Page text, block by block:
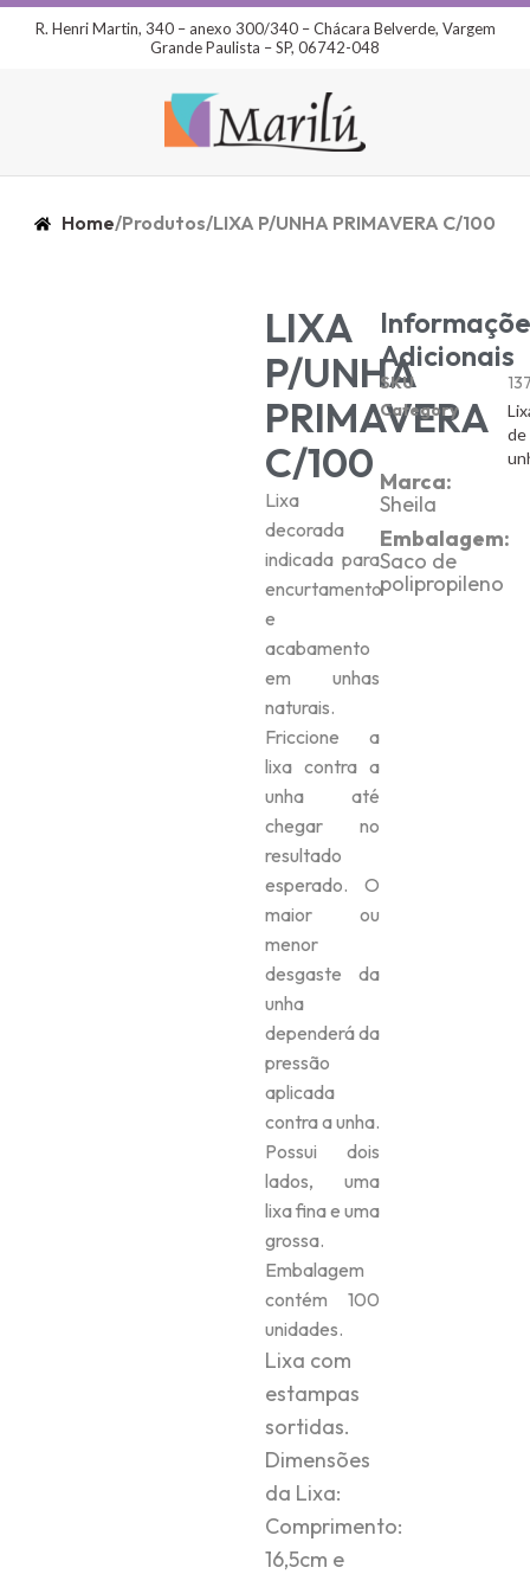
R. Henri Martin, 340 – anexo 300/340 – Chácara Belverde, Vargem
Grande Paulista – SP, 06742-048
Home/Produtos/LIXA P/UNHA PRIMAVERA C/100
LIXA
P/UNHA
PRIMAVERA
C/100
Lixa
decorada
indicada para
encurtamento
e
acabamento
em unhas
naturais.
Friccione a
lixa contra a
unha até
chegar no
resultado
esperado. O
maior ou
menor
desgaste da
unha
dependerá da
pressão
aplicada
contra a unha.
Possui dois
lados, uma
lixa fina e uma
grossa.
Embalagem
contém 100
unidades.
Lixa com
estampas
sortidas.
Dimensões
da Lixa:
Comprimento:
16,5cm e
Adicionais
SKU
Category
de
Marca:
Sheila
Embalagem:
Saco de
polipropileno